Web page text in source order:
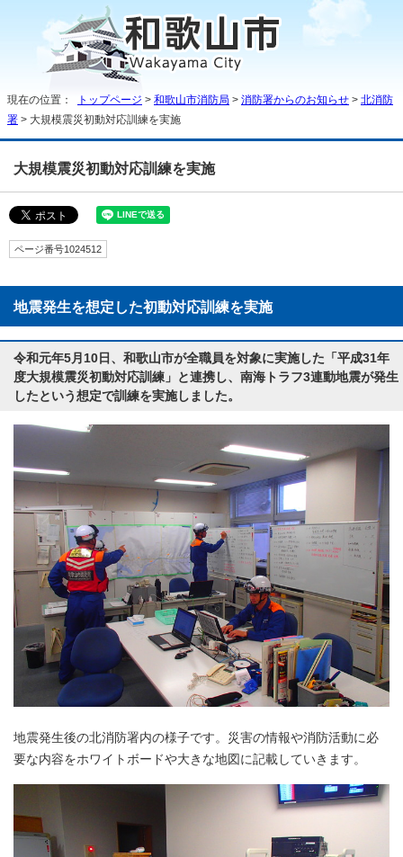
現在の位置： トップページ > 和歌山市消防局 > 消防署からのお知らせ > 北消防
署 > 大規模震災初動対応訓練を実施
大規模震災初動対応訓練を実施
ページ番号1024512
地震発生を想定した初動対応訓練を実施
令和元年5月10日、和歌山市が全職員を対象に実施した「平成31年
度大規模震災初動対応訓練」と連携し、南海トラフ3連動地震が発生
したという想定で訓練を実施しました。
地震発生後の北消防署内の様子です。災害の情報や消防活動に必
要な内容をホワイトボードや大きな地図に記載していきます。